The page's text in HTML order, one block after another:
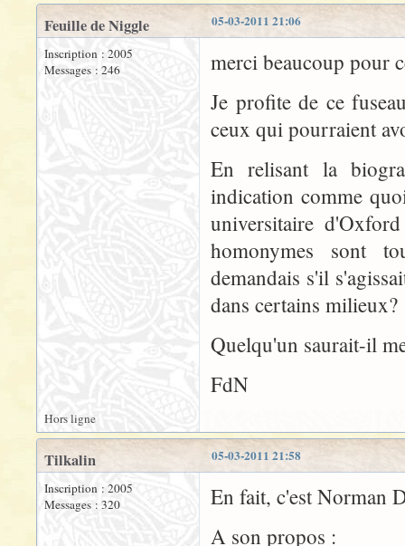
05-03-2011 21:06
Feuille de Niggle
Inscription : 2005
Messages : 246
merci beaucoup pour
Je profite de ce
ceux qui pourraient
En relisant la
indication comme
universitaire
homonymes sont
demandais s'il
dans certains milieux?
Quelqu'un saurait-il
FdN
Hors ligne
05-03-2011 21:58
Tilkalin
Inscription : 2005
Messages : 320
En fait, c'est Norman
A son propos :